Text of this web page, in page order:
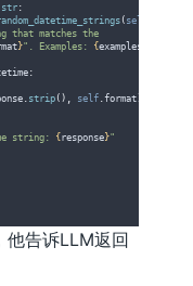
str :
( self
that matches the
}". Examples: {examples
:
strip (), self format
string: { response }"
告诉LLM返回